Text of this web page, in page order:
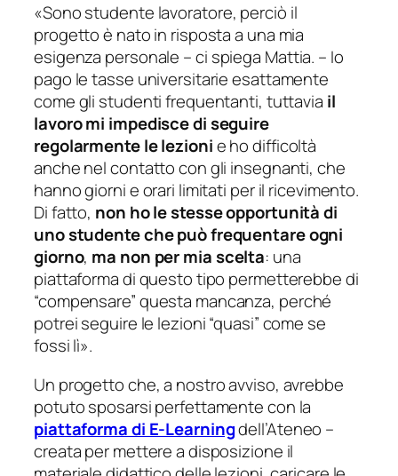
«Sono studente lavoratore, perciò il
progetto è nato in risposta a una mia
esigenza personale – ci spiega Mattia. – Io
pago le tasse universitarie esattamente
come gli studenti frequentanti, tuttavia il
lavoro mi impedisce di seguire
regolarmente le lezionie ho difficoltà
anche nel contatto con gli insegnanti, che
hanno giorni e orari limitati per il ricevimento.
Di fatto, non ho le stesse opportunità di
uno studente che può frequentare ogni
giorno, ma non per mia scelta: una
piattaforma di questo tipo permetterebbe di
“compensare” questa mancanza, perché
potrei seguire le lezioni “quasi” come se
fossi lì».
Un progetto che, a nostro avviso, avrebbe
potuto sposarsi perfettamente con la
piattaforma di E-Learningdell’Ateneo –
creata per mettere a disposizione il